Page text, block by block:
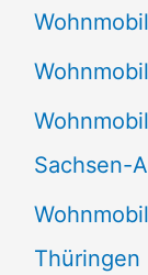
Sachsen-
Thüringen